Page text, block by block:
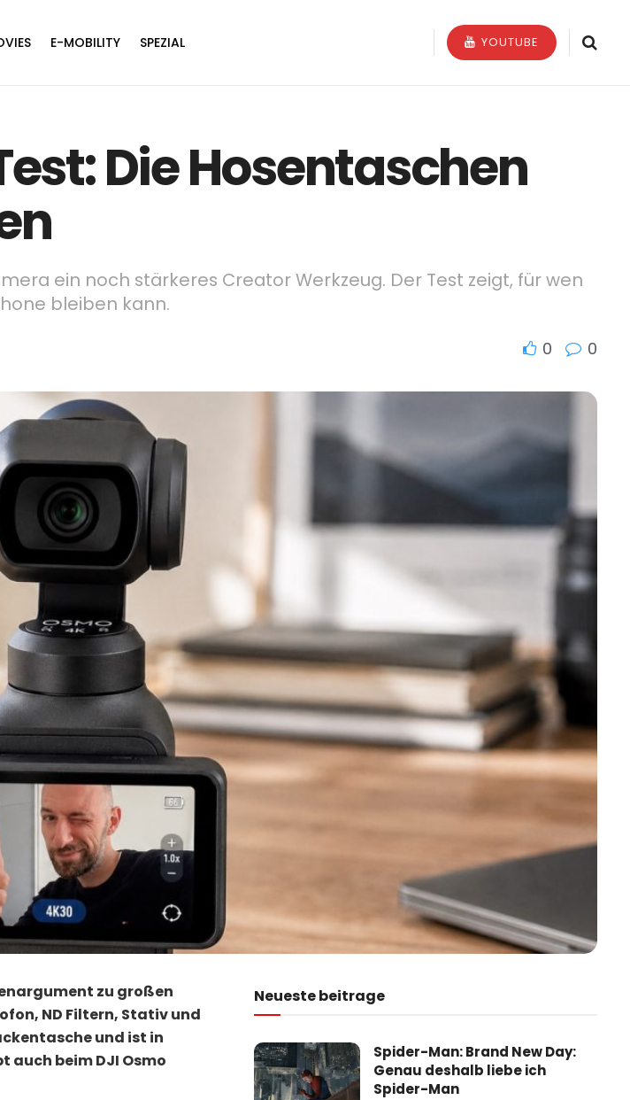
E-MOBILITY SPEZIAL YOUTUBE
Die Hosentaschen
ein noch stärkeres Creator Werkzeug. Der Test zeigt, für wen
bleiben kann.
0 0
zu großen
ND Filtern, Stativ und
und ist in
auch beim DJI Osmo
Neueste beitrage
Spider-Man: Brand New Day:
Genau deshalb liebe ich
Spider-Man